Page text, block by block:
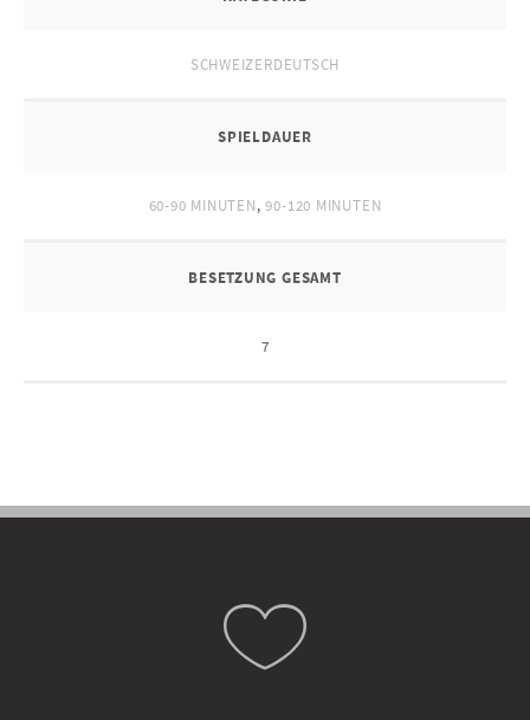
SCHWEIZERDEUTSCH
SPIELDAUER
60-90 MINUTEN,90-120 MINUTEN
BESETZUNG GESAMT
7